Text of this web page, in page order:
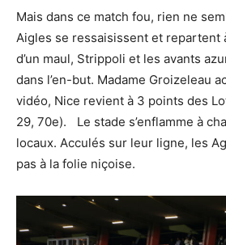
Mais dans ce match fou, rien ne
Aigles se ressaisissent et repartent
d’un maul, Strippoli et les avants
dans l’en-but. Madame Groizeleau
vidéo, Nice revient à 3 points des
29, 70e). Le stade s’enflamme à
locaux. Acculés sur leur ligne, les
pas à la folie niçoise.